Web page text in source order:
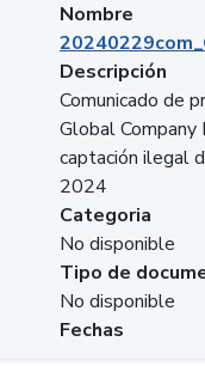
Nombre
Descripción
Comunicado de
Global Company
captación ilegal
2024
Categoria
No disponible
Tipo de
No disponible
Fechas